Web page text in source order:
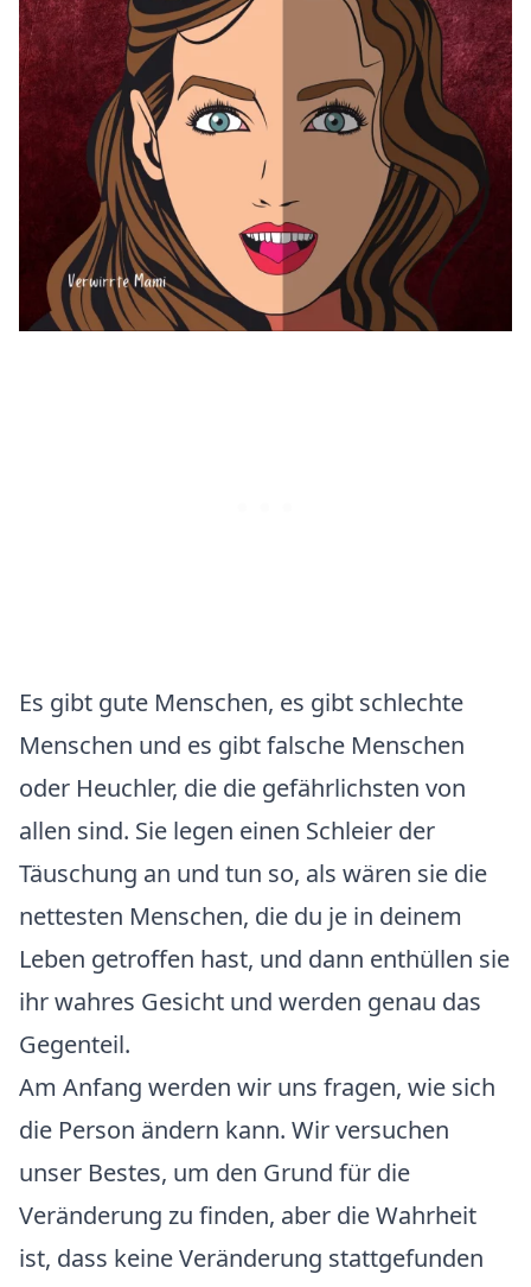
Es gibt gute Menschen, es gibt schlechte
Menschen und es gibt falsche Menschen
oder Heuchler, die die gefährlichsten von
allen sind. Sie legen einen Schleier der
Täuschung an und tun so, als wären sie die
nettesten Menschen, die du je in deinem
Leben getroffen hast, und dann enthüllen sie
ihr wahres Gesicht und werden genau das
Gegenteil.
Am Anfang werden wir uns fragen, wie sich
die Person ändern kann. Wir versuchen
unser Bestes, um den Grund für die
Veränderung zu finden, aber die Wahrheit
ist, dass keine Veränderung stattgefunden